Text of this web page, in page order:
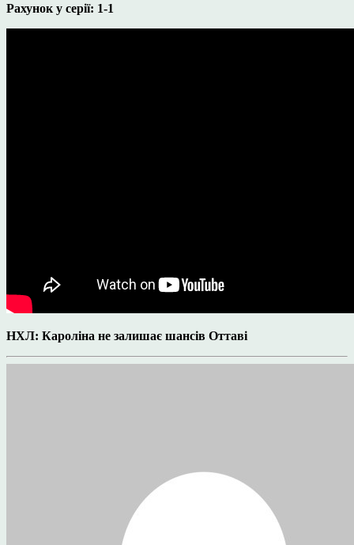
Рахунок у серії: 1-1
НХЛ: Кароліна не залишає шансів Оттаві